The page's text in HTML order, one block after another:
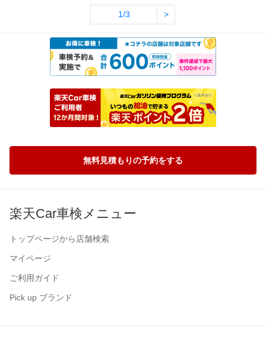
1/3 >
無料見積もりの予約をする
楽天Car車検メニュー
トップページから店舗検索
マイページ
ご利用ガイド
Pick up ブランド